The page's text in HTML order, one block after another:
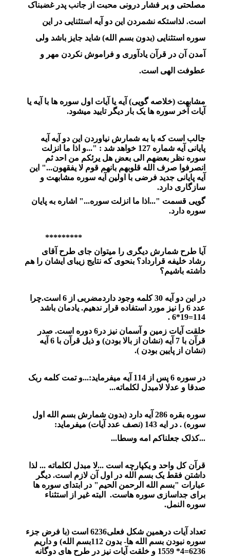
مصلحتی و پر فشار درونی محبت از جانب پدر غضبناک
است. لذاستکه نشمردن این دو آیه استثنایی در این
سوره استثنایی (بدون بسم الله) شاید جایز باشد ولی
آمدن آن در قرآن یادآوری و فراموش نکردن مهر و
عطوفت الهی است.
مشابهت (خلاصه گویی) آیه یا آیات اول سوره ها با آیه یا
آیات آخر سوره ها یک بار دیگر تایید میشود.
جالب است که با به شمارش نیاوردن این دو آیه آیه
پایانی آیه شماره 127 خواهد شد : "...و اذا ما انزلت
سوره نظر بعضهم الی بعض هل یرئکم من احد ثم
انصرفوا صرف الله قلوبهم بانهم قوم لا یفقهون..." این
آیه پایانی جدید فرضی با اولین آیه سوره مشابهت و
سازگاری دارد.
گویی قسمت "...اذا ما انزلت سوره..." اشاره به پایان
سوره دارد.
*********
آیا طرح شمارش دیگری را میتوان جای طرح آقای
رشاد خلیفه قرارداد؟ بنحوی که نتایج زیبای ایشان را هم
داشته باشیم؟
در این دو آیه 30 کلمه وجود داردمضربی از 6 است.چرا
عدد 6 را نیز مورد استفاده قرار ندهیم. یادمان باشد
114=19*6 .
خلقت آیات زمین و آسمان نیز در6 دوره است. صدر
قرآن با 7 آیه (نشان از بالا بودن) و ذیل قرآن با 6 آیه
(نشان از پایین بودن ).
در سوره 6 پس از 114 آیه میفرماید:...و تمت کلمه ربک
صدقا و عدلا لامبدل لکلماته...
سوره بقره 286 آیه دارد (بدون شمارش بسم الله اول
سوره) . در ایه 143 (نصف عدد آیات) میفرماید:
...کذلک جعلناکم امه وسطا...
قرآن کل واحد و یکپارچه است ...لا مبدل لکلماته ... لذا
داشتن فقط یک بسم الله در اول آن لازم است. دیگر
عبارات "بسم الله الرحمن الحیم" در ابتدای سوره ها
برای جداسازی سوره هاست. البته غیر از استثناء
سوره النمل.
تعداد آیات درهمین شکل فعلی6236 است (با فرض جزء
سوره نبودن بسم الله ها- بدون 112بسم الله) و داریم
6236=4* 1559 و خلقت آیات نیز در طرح های دوگانه